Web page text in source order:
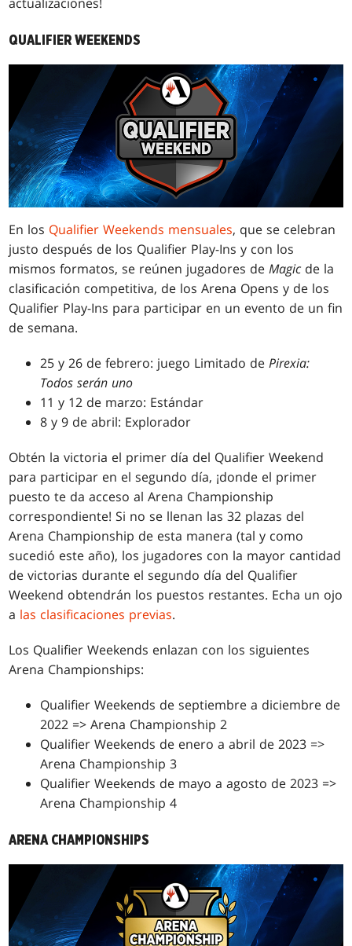
actualizaciones!
QUALIFIER WEEKENDS
En los Qualifier Weekends mensuales, que se celebran
justo después de los Qualifier Play-Ins y con los
mismos formatos, se reúnen jugadores deMagic de la
clasificación competitiva, de los Arena Opens y de los
Qualifier Play-Ins para participar en un evento de un fin
de semana.
25 y 26 de febrero: juego Limitado dePirexia:
Todos serán uno
11 y 12 de marzo: Estándar
8 y 9 de abril: Explorador
Obtén la victoria el primer día del Qualifier Weekend
para participar en el segundo día, ¡donde el primer
puesto te da acceso al Arena Championship
correspondiente! Si no se llenan las 32 plazas del
Arena Championship de esta manera (tal y como
sucedió este año), los jugadores con la mayor cantidad
de victorias durante el segundo día del Qualifier
Weekend obtendrán los puestos restantes. Echa un ojo
a las clasificaciones previas.
Los Qualifier Weekends enlazan con los siguientes
Arena Championships:
Qualifier Weekends de septiembre a diciembre de
2022 => Arena Championship 2
Qualifier Weekends de enero a abril de 2023 =>
Arena Championship 3
Qualifier Weekends de mayo a agosto de 2023 =>
Arena Championship 4
ARENA CHAMPIONSHIPS